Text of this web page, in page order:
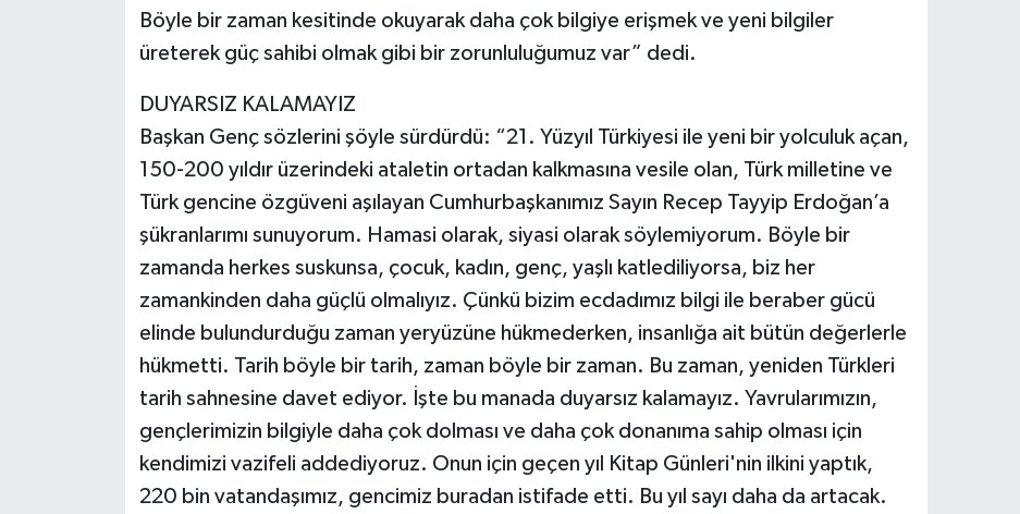
Böyle bir zaman kesitinde okuyarak daha çok bilgiye erişmek ve yeni bilgiler
üreterek güç sahibi olmak gibi bir zorunluluğumuz var” dedi.
DUYARSIZ KALAMAYIZ
Başkan Genç sözlerini şöyle sürdürdü: “21. Yüzyıl Türkiyesi ile yeni bir yolculuk açan,
150-200 yıldır üzerindeki ataletin ortadan kalkmasına vesile olan, Türk milletine ve
Türk gencine özgüveni aşılayan Cumhurbaşkanımız Sayın Recep Tayyip Erdoğan’a
şükranlarımı sunuyorum. Hamasi olarak, siyasi olarak söylemiyorum. Böyle bir
zamanda herkes suskunsa, çocuk, kadın, genç, yaşlı katlediliyorsa, biz her
zamankinden daha güçlü olmalıyız. Çünkü bizim ecdadımız bilgi ile beraber gücü
elinde bulundurduğu zaman yeryüzüne hükmederken, insanlığa ait bütün değerlerle
hükmetti. Tarih böyle bir tarih, zaman böyle bir zaman. Bu zaman, yeniden Türkleri
tarih sahnesine davet ediyor. İşte bu manada duyarsız kalamayız. Yavrularımızın,
gençlerimizin bilgiyle daha çok dolması ve daha çok donanıma sahip olması için
kendimizi vazifeli addediyoruz. Onun için geçen yıl Kitap Günleri'nin ilkini yaptık,
220 bin vatandaşımız, gencimiz buradan istifade etti. Bu yıl sayı daha da artacak.